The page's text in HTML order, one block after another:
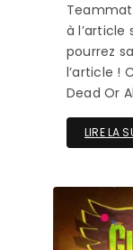
à l’article
pourrez
l’article !
Dead Or
LIRE LA